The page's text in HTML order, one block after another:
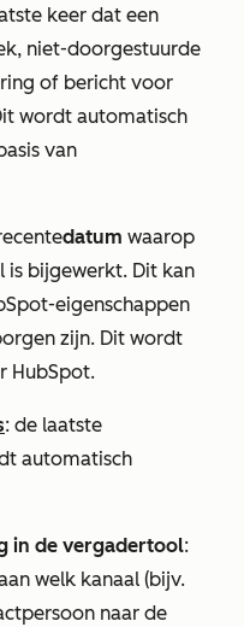
keer dat een
niet-doorgestuurde
of bericht voor
wordt automatisch
van
datum waarop
is bijgewerkt. Dit kan
eigenschappen
zijn. Dit wordt
HubSpot.
: de laatste
automatisch
in de vergadertool:
welk kanaal (bijv.
naar de